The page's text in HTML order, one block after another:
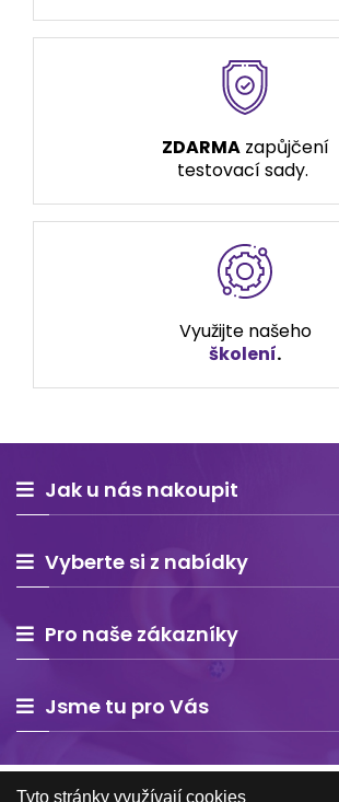
ZDARMAzapůjčení
testovací sady.
Využijte našeho
školení.
Jak u nás nakoupit
Vyberte si z nabídky
Pro naše zákazníky
Jsme tu pro Vás
Tyto stránky využívají cookies